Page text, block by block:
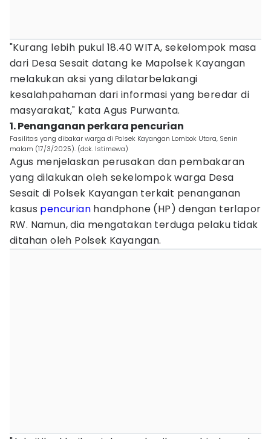
"Kurang lebih pukul 18.40 WITA, sekelompok masa
dari Desa Sesait datang ke Mapolsek Kayangan
melakukan aksi yang dilatarbelakangi
kesalahpahaman dari informasi yang beredar di
masyarakat," kata Agus Purwanta.
1. Penanganan perkara pencurian
Fasilitas yang dibakar warga di Polsek Kayangan Lombok Utara, Senin
malam (17/3/2025). (dok. Istimewa)
Agus menjelaskan perusakan dan pembakaran
yang dilakukan oleh sekelompok warga Desa
Sesait di Polsek Kayangan terkait penanganan
kasus pencurian handphone (HP) dengan terlapor
RW. Namun, dia mengatakan terduga pelaku tidak
ditahan oleh Polsek Kayangan.